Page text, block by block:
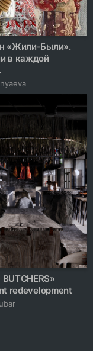
«Жили-Были».
в каждой
BUTCHERS»
redevelopment